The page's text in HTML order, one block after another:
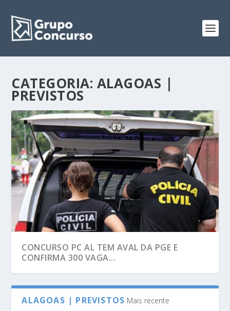
CATEGORIA: ALAGOAS |
PREVISTOS
CONCURSO PC AL TEM AVAL DA PGE E
CONFIRMA 300 VAGA...
ALAGOAS | PREVISTOS Mais recente